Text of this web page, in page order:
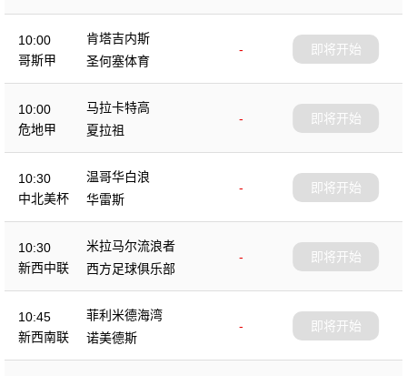
10:00
哥斯甲
肯塔吉内斯
-
圣何塞体育
即将开始
10:00
危地甲
马拉卡特高
-
夏拉祖
即将开始
10:30
中北美杯
温哥华白浪
-
华雷斯
即将开始
10:30
新西中联
米拉马尔流浪者
-
西方足球俱乐部
即将开始
10:45
新西南联
菲利米德海湾
-
诺美德斯
即将开始